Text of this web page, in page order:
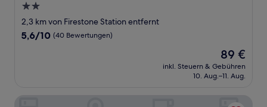
2.0-
Sterne-
Unterkunft
2,3 km von Firestone Station entfernt
5.6
5,6/10 (40 Bewertungen)
Der
Preis
beträgt
89 €
inkl. Steuern & Gebühren
10. Aug.–11. Aug.